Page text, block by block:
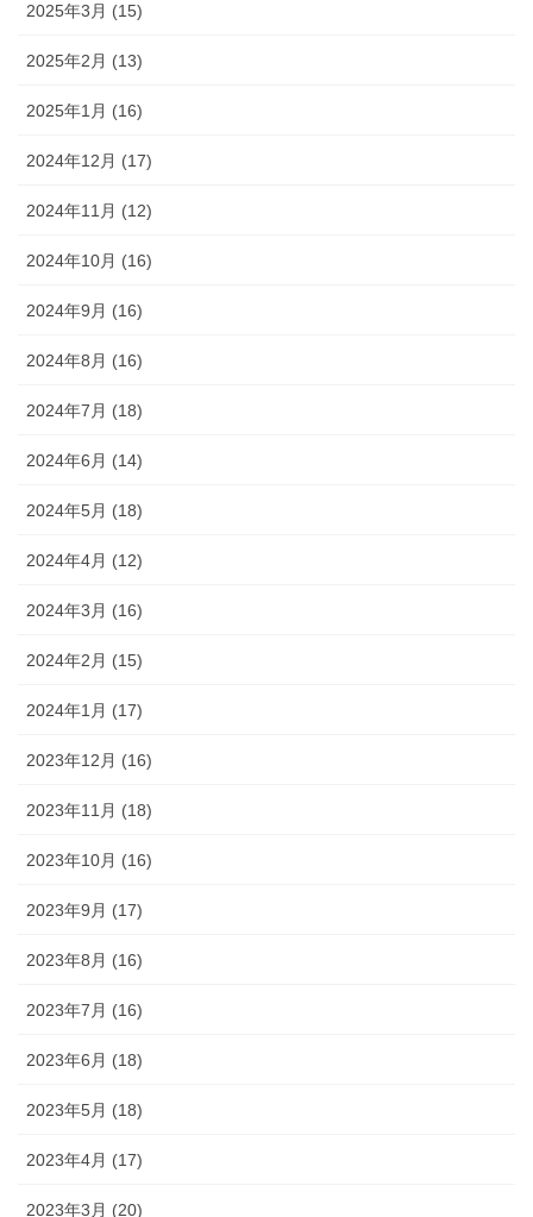
2025年3月 (15)
2025年2月 (13)
2025年1月 (16)
2024年12月 (17)
2024年11月 (12)
2024年10月 (16)
2024年9月 (16)
2024年8月 (16)
2024年7月 (18)
2024年6月 (14)
2024年5月 (18)
2024年4月 (12)
2024年3月 (16)
2024年2月 (15)
2024年1月 (17)
2023年12月 (16)
2023年11月 (18)
2023年10月 (16)
2023年9月 (17)
2023年8月 (16)
2023年7月 (16)
2023年6月 (18)
2023年5月 (18)
2023年4月 (17)
2023年3月 (20)